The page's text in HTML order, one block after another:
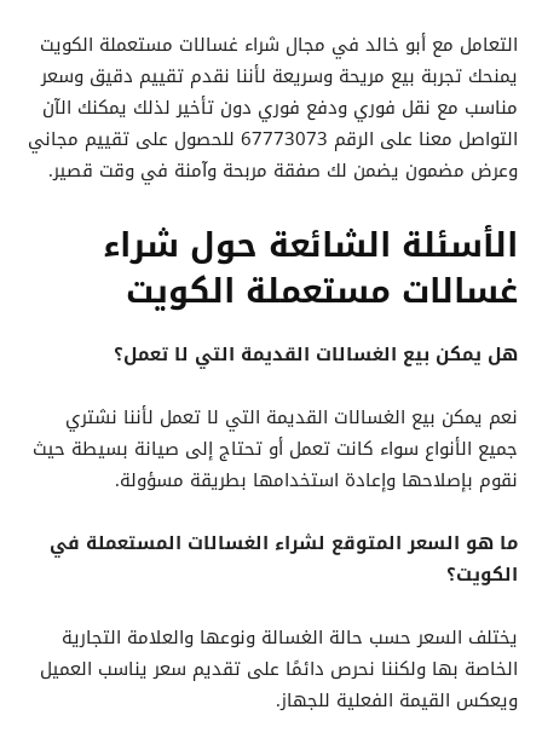
التعامل مع أبو خالد في مجال شراء غسالات مستعملة الكويت
يمنحك تجربة بيع مريحة وسريعة لأننا نقدم تقييم دقيق وسعر
مناسب مع نقل فوري ودفع فوري دون تأخير لذلك يمكنك الآن
التواصل معنا على الرقم 67773073 للحصول على تقييم مجاني
وعرض مضمون يضمن لك صفقة مربحة وآمنة في وقت قصير.
الأسئلة الشائعة حول شراء
غسالات مستعملة الكويت
هل يمكن بيع الغسالات القديمة التي لا تعمل؟
نعم يمكن بيع الغسالات القديمة التي لا تعمل لأننا نشتري
جميع الأنواع سواء كانت تعمل أو تحتاج إلى صيانة بسيطة حيث
نقوم بإصلاحها وإعادة استخدامها بطريقة مسؤولة.
ما هو السعر المتوقع لشراء الغسالات المستعملة في
الكويت؟
يختلف السعر حسب حالة الغسالة ونوعها والعلامة التجارية
الخاصة بها ولكننا نحرص دائمًا على تقديم سعر يناسب العميل
ويعكس القيمة الفعلية للجهاز.